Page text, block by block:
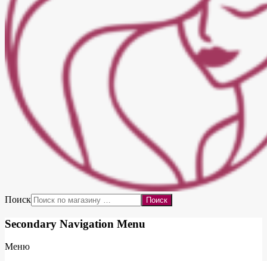
Поиск
Secondary Navigation Menu
Меню